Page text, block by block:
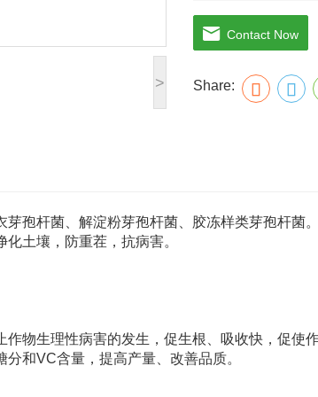
>
授粉质量，提高
有效活菌数≥2亿/
Contact Now
Share:
芽孢杆菌、解淀粉芽孢杆菌、胶冻样类芽孢杆菌
土壤，防重茬，抗病害。
物生理性病害的发生，促生根、吸收快，促使
和VC含量，提高产量、改善品质。